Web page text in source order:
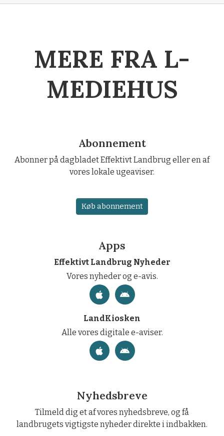
MERE FRA L-
MEDIEHUS
Abonnement
Abonner på dagbladet Effektivt Landbrug eller en af
vores lokale ugeaviser.
Køb abonnement
Apps
Effektivt Landbrug Nyheder
Vores nyheder og e-avis.
LandKiosken
Alle vores digitale e-aviser.
Nyhedsbreve
Tilmeld dig et af vores nyhedsbreve, og få
landbrugets vigtigste nyheder direkte i indbakken.